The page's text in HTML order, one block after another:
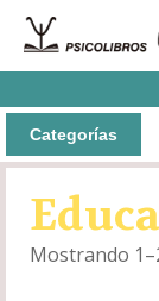
Categorías
Mostrando